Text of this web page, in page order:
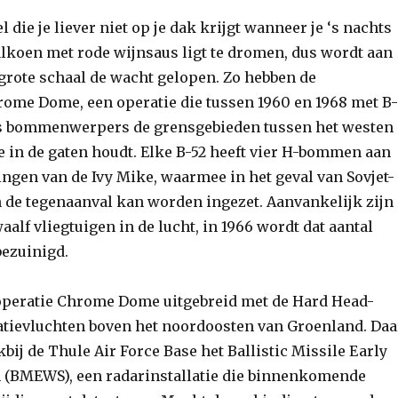
die je liever niet op je dak krijgt wanneer je ‘s nachts
met rode wijnsaus ligt te dromen, dus wordt aan
schaal de wacht gelopen. Zo hebben de
Dome, een operatie die tussen 1960 en 1968 met B-
bommenwerpers de grensgebieden tussen het westen
in de gaten houdt. Elke B-52 heeft vier H-bommen aan
van de Ivy Mike, waarmee in het geval van Sovjet-
de tegenaanval kan worden ingezet. Aanvankelijk zijn
vliegtuigen in de lucht, in 1966 wordt dat aantal
Chrome Dome uitgebreid met de Hard Head-
boven het noordoosten van Groenland.
de Thule Air Force Base het Ballistic Missile Early
een radarinstallatie die binnenkomende